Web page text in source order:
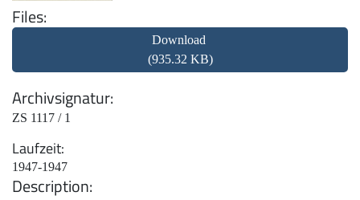
Files
Download
(935.32 KB)
Archivsignatur
ZS 1117 / 1
Laufzeit
1947-1947
Description